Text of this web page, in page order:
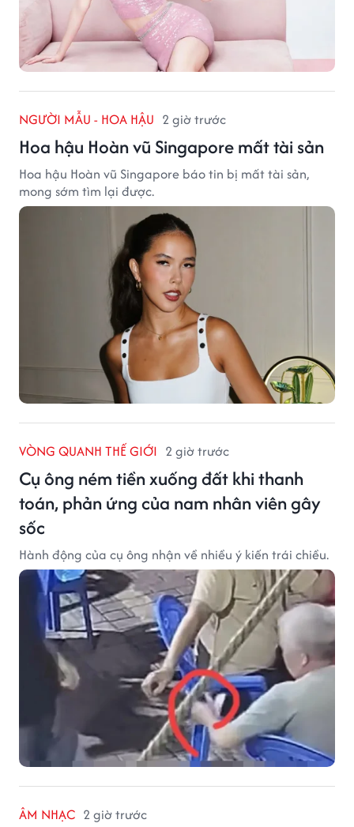
NGƯỜI MẪU - HOA HẬU 2 giờ trước
Hoa hậu Hoàn vũ Singapore mất tài sản
Hoa hậu Hoàn vũ Singapore báo tin bị mất tài sản,
mong sớm tìm lại được.
VÒNG QUANH THẾ GIỚI 2 giờ trước
Cụ ông ném tiền xuống đất khi thanh
toán, phản ứng của nam nhân viên gây
sốc
Hành động của cụ ông nhận về nhiều ý kiến trái chiều.
ÂM NHẠC 2 giờ trước